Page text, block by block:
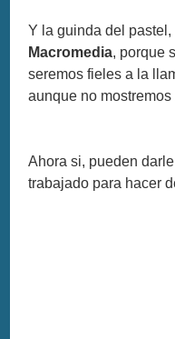
Y la guinda del
Macromedia, porque
seremos fieles a la
aunque no
Ahora si, pueden
trabajado para hacer